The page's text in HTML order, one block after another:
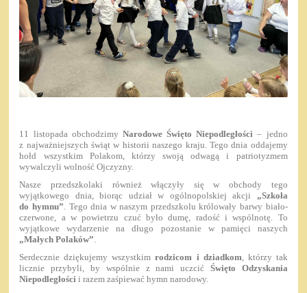
11 listopada obchodzimy Narodowe Święto Niepodległości – jedno
z najważniejszych świąt w historii naszego kraju. Tego dnia oddajemy
hołd wszystkim Polakom, którzy swoją odwagą i patriotyzmem
wywalczyli wolność Ojczyzny.
Nasze przedszkolaki również włączyły się w obchody tego
wyjątkowego dnia, biorąc udział w ogólnopolskiej akcji „Szkoła
do hymnu”. Tego dnia w naszym przedszkolu królowały barwy biało-
czerwone, a w powietrzu czuć było dumę, radość i wspólnotę. To
wyjątkowe wydarzenie na długo pozostanie w pamięci naszych
„Małych Polaków”.
Serdecznie dziękujemy wszystkimrodzicom i dziadkom, którzy tak
licznie przybyli, by wspólnie z nami uczcić Święto Odzyskania
Niepodległości i razem zaśpiewać hymn narodowy.